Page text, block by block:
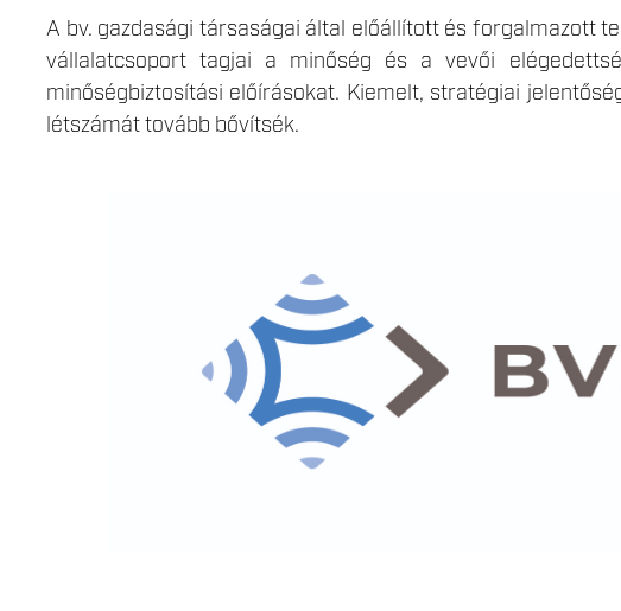
A bv. gazdasági társaságai által előállított és forgalmazott
vállalatcsoport tagjai a minőség és a vevői
minőségbiztosítási előírásokat. Kiemelt, stratégiai
létszámát tovább bővítsék.